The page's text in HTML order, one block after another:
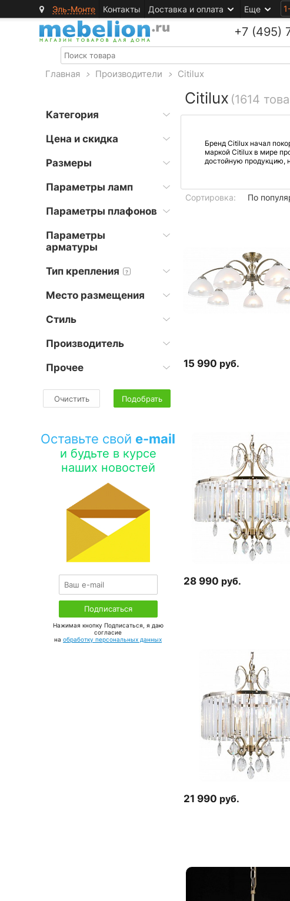
Эль-Монте Контакты Доставка и оплата Еще
+7 (495)
Главная > Производители > Citilux
Категория
Цена и скидка
Размеры
Параметры ламп
Параметры плафонов
Параметры
арматуры
Тип крепления ?
Место размещения
Стиль
Производитель
Прочее
Очистить Подобрать
Оставьте свой e-mail
и будьте в курсе
наших новостей
Нажимая кнопку Подписаться, я даю
соглаcие
на обработку персональных данных
Citilux (1614
Бренд Citilux начал
маркой Citilux в мире
достойную продукцию,
Сортировка: По
15 990 руб.
28 990 руб.
21 990 руб.